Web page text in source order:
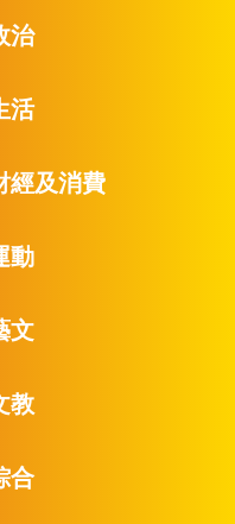
治
活
經及消費
動
文
教
合